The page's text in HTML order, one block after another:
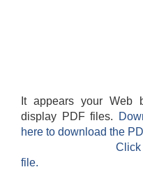
It appears your Web
display PDF files.
here to download the
file.